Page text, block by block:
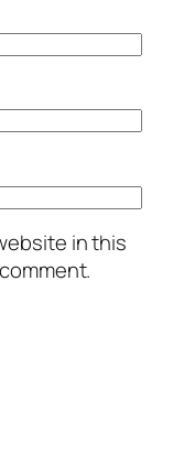
in this